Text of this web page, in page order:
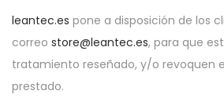
leantec.es pone a disposición de los
correo store@leantec.es, para que
tratamiento reseñado, y/o revoquen
prestado.